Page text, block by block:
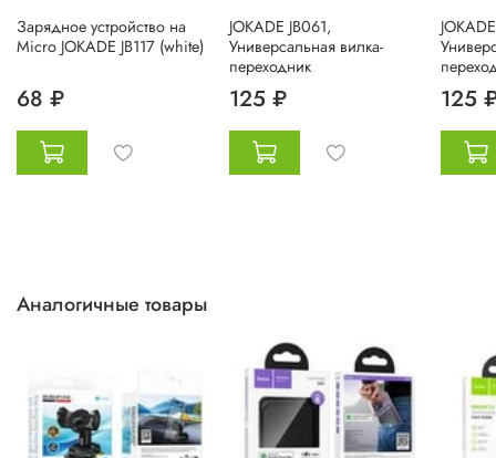
Зарядное устройство на
Micro JOKADE JB117 (white)
68 ₽
JOKADE JB061,
Универсальная вилка-
переходник
125 ₽ 125
Аналогичные товары